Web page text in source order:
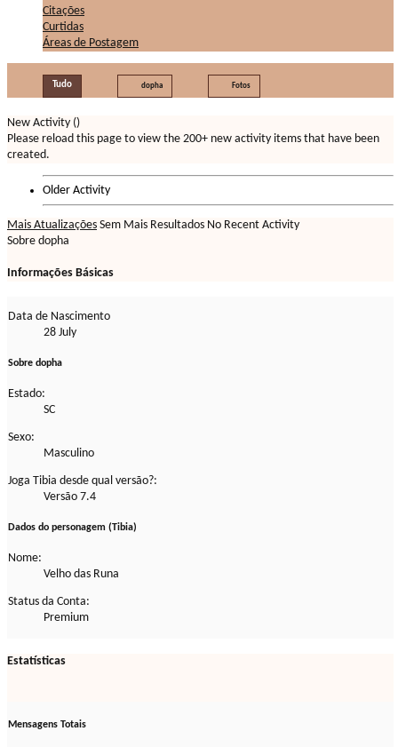
Citações
Curtidas
Áreas de Postagem
Tudo dopha Fotos
New Activity ()
Please reload this page to view the 200+ new activity items that have been
created.
Older Activity
Mais Atualizações Sem Mais Resultados No Recent Activity
Sobre dopha
Informações Básicas
Data de Nascimento
28 July
Sobre dopha
Estado:
SC
Sexo:
Masculino
Joga Tibia desde qual versão?:
Versão 7.4
Dados do personagem (Tibia)
Nome:
Velho das Runa
Status da Conta:
Premium
Estatísticas
Mensagens Totais